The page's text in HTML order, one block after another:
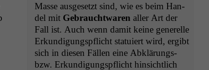
Masse aus­ge­set­zt sind, wie es beim Han­
del mit Gebraucht­waren aller Art der
Fall ist. Auch wenn damit keine generelle
Erkundi­gungspflicht sta­tu­iert wird, ergibt
sich in diesen Fällen eine Abklärungs-
bzw. Erkundi­gungspflicht hin­sichtlich